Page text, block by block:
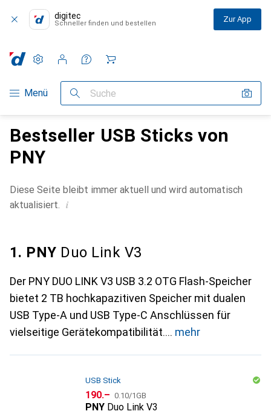
digitec
Schneller finden und bestellen Zur App
Navigation nach Kategorien
Menü Suche
Einstellungen
Kundenkonto
Vergleichslisten
Merklisten
Warenkorb
Bestseller USB Sticks von
PNY
Diese Seite bleibt immer aktuell und wird automatisch
aktualisiert. i
1. PNY Duo Link V3
Der PNY DUO LINK V3 USB 3.2 OTG Flash-Speicher
bietet 2 TB hochkapazitiven Speicher mit dualen
USB Type-A und USB Type-C Anschlüssen für
vielseitige Gerätekompatibilität.
mehr
USB Stick
CHF
190.– CHF
0.10/1GB
PNY Duo Link V3